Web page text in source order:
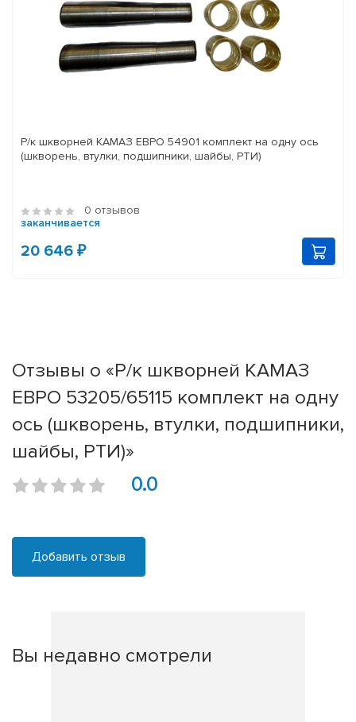
Р/к шкворней КАМАЗ ЕВРО 54901 комплект на одну ось
(шкворень, втулки, подшипники, шайбы, РТИ)
0 отзывов
заканчивается
20 646 ₽
Отзывы о «Р/к шкворней КАМАЗ
ЕВРО 53205/65115 комплект на одну
ось (шкворень, втулки, подшипники,
шайбы, РТИ)»
0.0
Добавить отзыв
Вы недавно смотрели